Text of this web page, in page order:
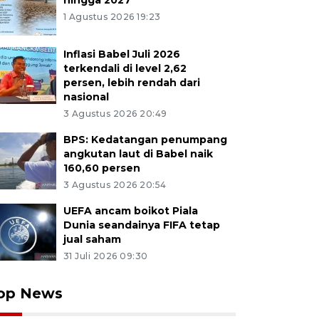
1 Agustus 2026 19:23
Inflasi Babel Juli 2026
terkendali di level 2,62
persen, lebih rendah dari
nasional
3 Agustus 2026 20:49
BPS: Kedatangan penumpang
angkutan laut di Babel naik
160,60 persen
3 Agustus 2026 20:54
UEFA ancam boikot Piala
Dunia seandainya FIFA tetap
jual saham
31 Juli 2026 09:30
News